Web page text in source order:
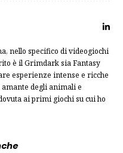
nello specifico di videogiochi
è il Grimdark sia Fantasy
esperienze intense e ricche
degli animali e
ai primi giochi su cui ho